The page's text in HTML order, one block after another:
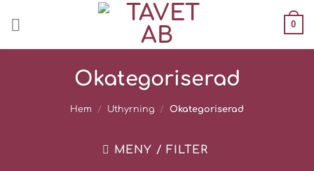
0
Okategoriserad
Hem / Uthyrning / Okategoriserad
MENY / FILTER